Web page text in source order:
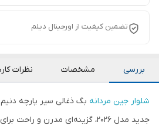
تضمین کیفیت از اورجینال دیلم
بررسی مشخصات نظرات
شلوار جین مردانه
جدید مدل 2026، گزینه‌ای مدرن و